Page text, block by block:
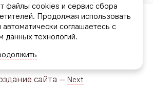
"Резонанс" 2026
бонусной программы
конфиденциальности
сайта — Next
файлы cookies и сервис сбора
Продолжая использовать
соглашаетесь с
данных технологий.